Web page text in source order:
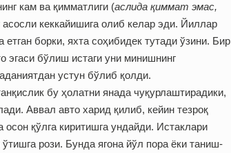
кам ва қимматлиги (аслида қиммат эмас,
асосли кеккайишига олиб келар эди. Йиллар
борки, яхта соҳибидек тутади ўзини. Бир
бўлиш истаги уни минишнинг
устун бўлиб қолди.
бу ҳолатни янада чуқурлаштирадики,
Аввал авто харид қилиб, кейин тезроқ
осон қўлга киритишга ундайди. Истаклари
рози. Бунда ягона йўл пора ёки таниш-